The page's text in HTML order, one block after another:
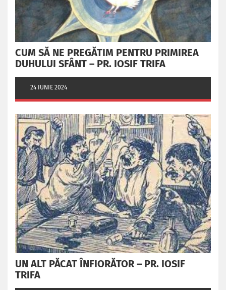
CUM SĂ NE PREGĂTIM PENTRU PRIMIREA
DUHULUI SFÂNT – PR. IOSIF TRIFA
24 IUNIE 2024
UN ALT PĂCAT ÎNFIORĂTOR – PR. IOSIF
TRIFA